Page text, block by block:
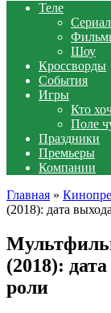
Теле
Шоу
Кроссворды
События
Игры
Кто
Поле
Праздники
Премьеры
Компании
Главная »
(2018): дата
(2018):
роли